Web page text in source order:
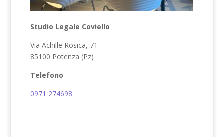
Studio Legale Coviello
Via Achille Rosica, 71
85100 Potenza (Pz)
Telefono
0971 274698